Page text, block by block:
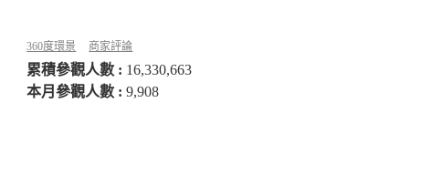
360度環景 商家評論
累積參觀人數 : 16,330,663
本月參觀人數 :9,908